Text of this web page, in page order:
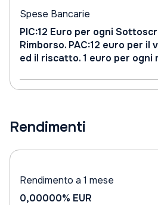
Spese Bancarie
PIC:12 Euro per ogni
Rimborso. PAC:12 euro per il
ed il riscatto. 1 euro per ogni
Rendimenti
Rendimento a 1 mese
0,00000% EUR